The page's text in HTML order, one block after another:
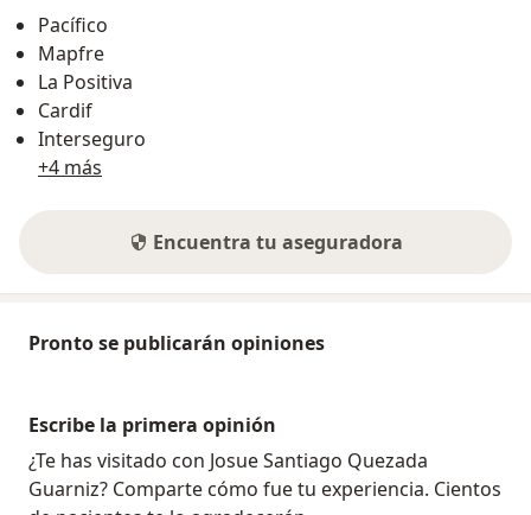
Pacífico
Mapfre
La Positiva
Cardif
Interseguro
+4 más
Encuentra tu aseguradora
Pronto se publicarán opiniones
Escribe la primera opinión
¿Te has visitado con Josue Santiago Quezada
Guarniz? Comparte cómo fue tu experiencia. Cientos